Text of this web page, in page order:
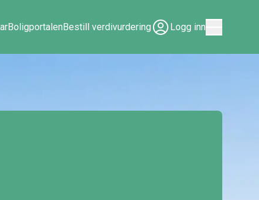
BoligportalenBestill verdivurdering Logg inn